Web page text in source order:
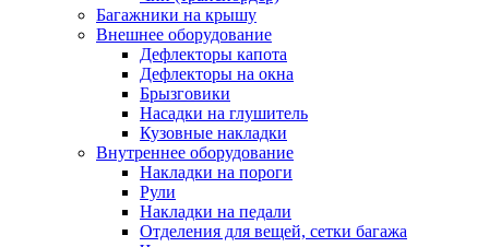
Багажники на крышу
Внешнее оборудование
Дефлекторы капота
Дефлекторы на окна
Брызговики
Насадки на глушитель
Кузовные накладки
Внутреннее оборудование
Накладки на пороги
Рули
Накладки на педали
Отделения для вещей, сетки багажа